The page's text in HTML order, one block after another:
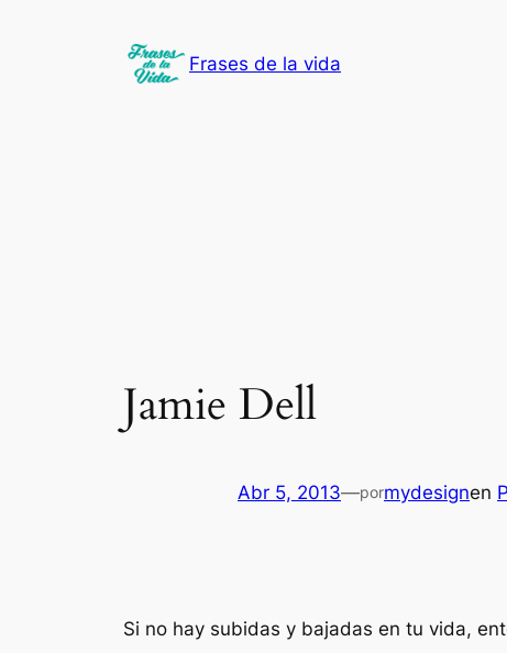
Frases de la vida
Jamie Dell
Abr 5, 2013—pormydesignen
Si no hay subidas y bajadas en tu vida,